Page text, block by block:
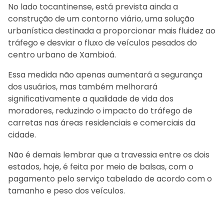
No lado tocantinense, está prevista ainda a
construção de um contorno viário, uma solução
urbanística destinada a proporcionar mais fluidez ao
tráfego e desviar o fluxo de veículos pesados do
centro urbano de Xambioá.
Essa medida não apenas aumentará a segurança
dos usuários, mas também melhorará
significativamente a qualidade de vida dos
moradores, reduzindo o impacto do tráfego de
carretas nas áreas residenciais e comerciais da
cidade.
Não é demais lembrar que a travessia entre os dois
estados, hoje, é feita por meio de balsas, com o
pagamento pelo serviço tabelado de acordo com o
tamanho e peso dos veículos.